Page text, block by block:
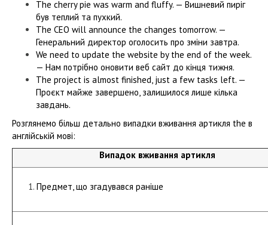
The cherry pie was warm and fluffy. — Вишневий пиріг
був теплий та пухкий.
The CEO will announce the changes tomorrow. —
Генеральний директор оголосить про зміни завтра.
We need to update the website by the end of the week.
— Нам потрібно оновити веб сайт до кінця тижня.
The project is almost finished, just a few tasks left. —
Проєкт майже завершено, залишилося лише кілька
завдань.
Розглянемо більш детально випадки вживання артикля the в
англійській мові:
Випадок вживання артикля
Предмет, що згадувався раніше